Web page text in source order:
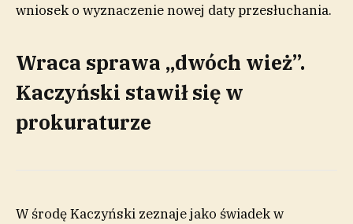
wniosek o wyznaczenie nowej daty przesłuchania.
Wraca sprawa „dwóch wież”.
Kaczyński stawił się w
prokuraturze
W środę Kaczyński zeznaje jako świadek w